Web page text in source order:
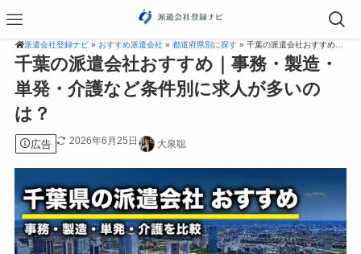
派遣会社登録ナビ » おすすめ派遣会社 »都道府県別に探す » 千葉の派遣会社おすすめ｜事務・製造・単発・介護など条件別に求人が多いのは？
千葉の派遣会社おすすめ｜事務・製造・
単発・介護など条件別に求人が多いの
は？
広告 2026年6月25日 大泉聡